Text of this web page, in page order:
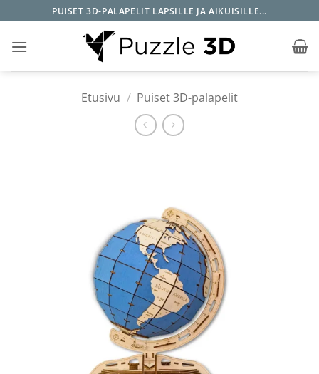
to
content
PUISET 3D-PALAPELIT LAPSILLE JA AIKUISILLE...
Etusivu / Puiset 3D-palapelit